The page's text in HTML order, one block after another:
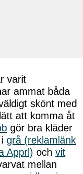
varit
ammat båda
skönt med
att komma åt
gör bra kläder
grå (reklamlänk
Apprl) och vit
mellan